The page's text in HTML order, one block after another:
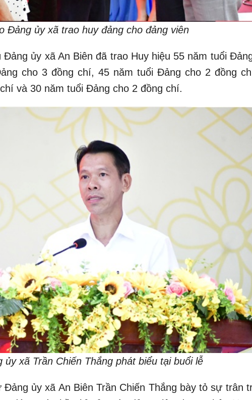
Đảng ủy xã trao huy đảng cho đảng viên
ủy xã An Biên đã trao Huy hiệu 55 năm tuổi
cho 3 đồng chí, 45 năm tuổi Đảng cho 2 đồng
và 30 năm tuổi Đảng cho 2 đồng chí.
xã Trần Chiến Thắng phát biểu tại buổi lễ
ủy xã An Biên Trần Chiến Thắng bày tỏ sự trân